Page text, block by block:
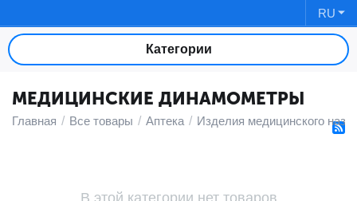
RU
Категории
МЕДИЦИНСКИЕ ДИНАМОМЕТРЫ
Главная / Все товары / Аптека / Изделия медицинского
В этой категории нет товаров